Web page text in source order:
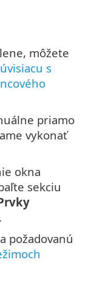
môžete
s
priamo
vykonať
okna
sekciu
.
požadovanú